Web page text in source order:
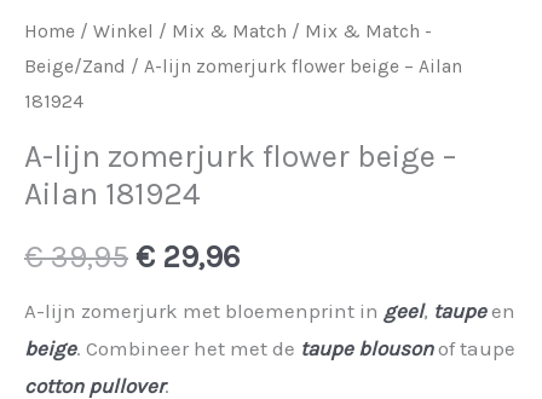
Home / Winkel / Mix & Match / Mix & Match -
Beige/Zand / A-lijn zomerjurk flower beige – Ailan
181924
A-lijn zomerjurk flower beige –
Ailan 181924
€39,95 Oorspronkelijke
prijs
€ 29,96Huidige
prijs
A-lijn zomerjurk met bloemenprint in geel, taupeen
beige. Combineer het met de taupe blousonof taupe
cotton pullover.